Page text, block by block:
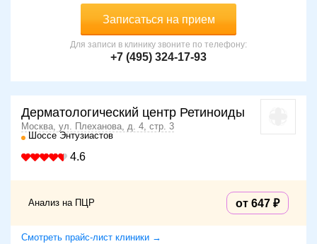
Записаться на прием
Для записи в клинику звоните по телефону:
+7 (495) 324-17-93
Дерматологический центр Ретиноиды
Москва, ул. Плеханова, д. 4, стр. 3
Шоссе Энтузиастов
4.6
Анализ на ПЦР от 647
Смотреть прайс-лист клиники →